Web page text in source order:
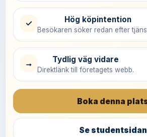
✓ Hög köpintention
Besökaren söker redan efter
→ Tydlig väg vidare
Direktlänk till företagets webb.
Boka denna
Se studentsidan